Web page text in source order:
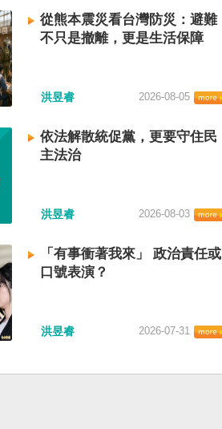
從熊本震災看台灣防災：避難
不只是撤離，更是生活保障
洪昱睿 2026-08-05
依法解散統促黨，更要守住民
主法治
洪昱睿 2026-08-03
「有事衝著我來」 政治責任或
口號表演？
洪昱睿 2026-07-31